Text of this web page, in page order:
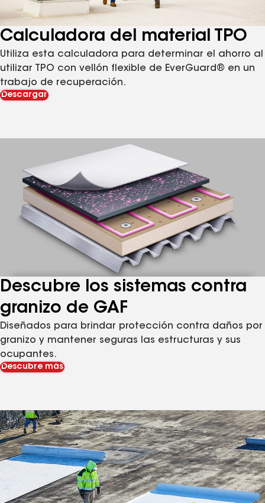
Calculadora del material TPO
Utiliza esta calculadora para determinar el ahorro al
utilizar TPO con vellón flexible de EverGuard® en un
trabajo de recuperación.
Descargar
Descubre los sistemas contra
granizo de GAF
Diseñados para brindar protección contra daños por
granizo y mantener seguras las estructuras y sus
ocupantes.
Descubre más